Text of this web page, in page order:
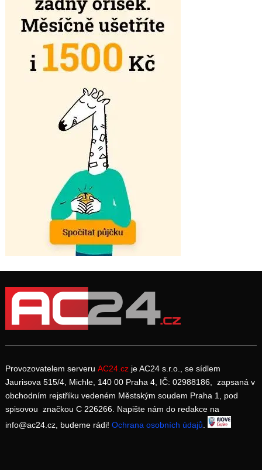
Provozovatelem serveru AC24.cz je AC24 s.r.o., se sídlem
Jaurisova 515/4, Michle, 140 00 Praha 4, IČ: 02988186, zapsaná v
obchodním rejstříku vedeném Městským soudem Praha 1, pod
spisovou značkou C 226266. Napište nám do redakce na
info@ac24.cz, budeme rádi! Ochrana osobních údajů